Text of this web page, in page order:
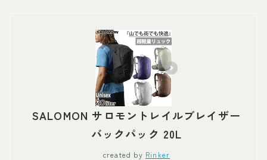
SALOMON サロモントレイルブレイザー
バックパック 20L
created by Rinker